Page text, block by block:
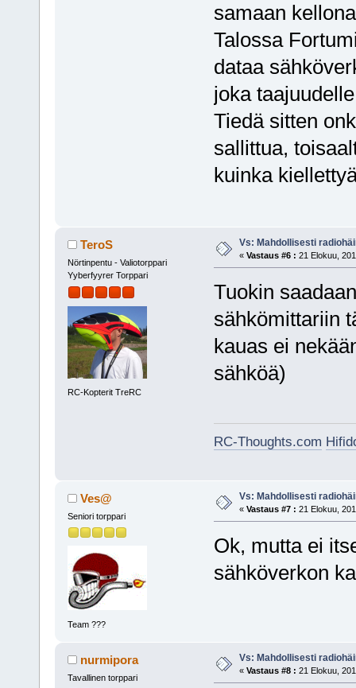
samaan
Talossa
dataa
joka
Tiedä sitten
sallittua,
kuinka
TeroS
Nörtinpentu - Valiotorppari
Yyberfyyrer Torppari
RC-Kopterit TreRC
Vs: Mahdollisesti
« Vastaus #6 : 21 Elokuu,
Tuokin
sähkömittariin
kauas ei
sähköä)
RC-Thoughts.com
Ves@
Seniori torppari
Team ???
Vs: Mahdollisesti
« Vastaus #7 : 21 Elokuu,
Ok, mutta ei
sähköverkon
nurmipora
Tavallinen torppari
Vs: Mahdollisesti
« Vastaus #8 : 21 Elokuu,